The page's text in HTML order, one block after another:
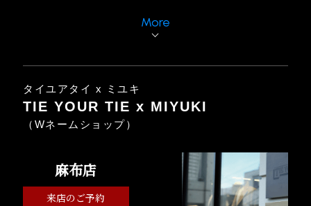
More
タイユアタイ x ミユキ
TIE YOUR TIE x MIYUKI
（Wネームショップ）
麻布店
来店のご予約